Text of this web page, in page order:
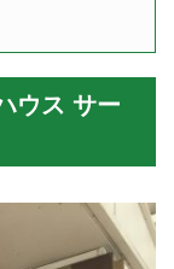
ウス サー